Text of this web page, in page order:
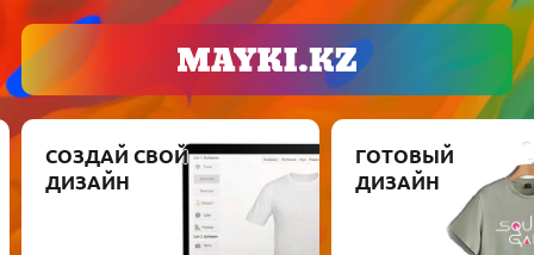
СОЗДАЙ СВОЙ
ДИЗАЙН
ГОТОВЫЙ
ДИЗАЙН